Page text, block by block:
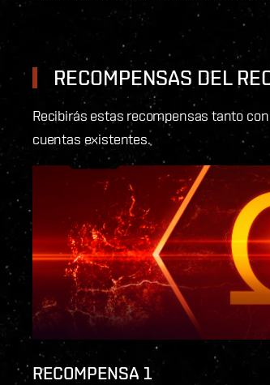
RECOMPENSAS DEL
Recibirás estas recompensas tanto
cuentas existentes.
RECOMPENSA 1